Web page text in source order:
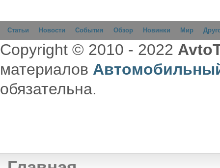
Статьи Новости События Обзор Новинки Мир
Copyright © 2010 - 2022
материалов
обязательна.